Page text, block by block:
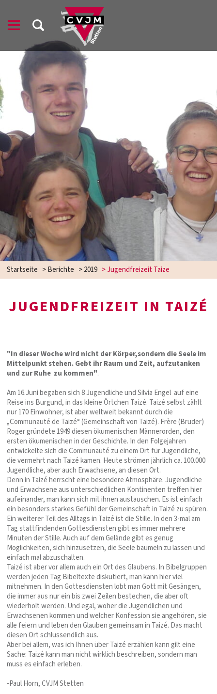
Startseite >Berichte >2019 >Jugendfreizeit Taize
JUGENDFREIZEIT IN TAIZÉ
"In dieser Woche wird nicht der Körper,sondern die Seele im
Mittelpunkt stehen. Gebt ihr Raum und Zeit, aufzutanken
und zur Ruhe zu kommen".
Am 16.Juni begaben sich 8 Jugendliche und Silvia Engel auf eine
Reise ins Burgund, in das kleine Örtchen Taizé. Taizé selbst zählt
nur 170 Einwohner, ist aber weltweit bekannt durch die
„Communauté de Taizé“ (Gemeinschaft von Taizé). Frère (Bruder)
Roger gründete 1949 diesen ökumenischen Männerorden, den
ersten ökumenischen in der Geschichte. In den Folgejahren
entwickelte sich die Communauté zu einem Ort für Jugendliche,
die vermehrt nach Taizé kamen. Heute strömen jährlich ca. 100.000
Jugendliche, aber auch Erwachsene, an diesen Ort.
Denn in Taizé herrscht eine besondere Atmosphäre. Jugendliche
und Erwachsene aus unterschiedlichen Kontinenten treffen hier
aufeinander, man kann sich mit ihnen austauschen. Es ist einfach
ein besonders starkes Gefühl der Gemeinschaft in Taizé zu spüren.
Ein weiterer Teil des Alltags in Taizé ist die Stille. In den 3-mal am
Tag stattfindenden Gottesdiensten gibt es immer mehrere
Minuten der Stille. Auch auf dem Gelände gibt es genug
Möglichkeiten, sich hinzusetzen, die Seele baumeln zu lassen und
einfach mal abzuschalten.
Taizé ist aber vor allem auch ein Ort des Glaubens. In Bibelgruppen
werden jeden Tag Bibeltexte diskutiert, man kann hier viel
mitnehmen. In den Gottesdiensten lobt man Gott mit Gesängen,
die immer aus nur ein bis zwei Zeilen bestechen, die aber oft
wiederholt werden. Und egal, woher die Jugendlichen und
Erwachsenen kommen und welcher Konfession sie angehören, sie
alle feiern und leben den Glauben gemeinsam in Taizé. Das macht
diesen Ort schlussendlich aus.
Aber bei allem, was ich Ihnen über Taizé erzählen kann gilt eine
Sache: Taizé kann man nicht wirklich beschreiben, sondern man
muss es einfach erleben.
-Paul Horn, CVJM Stetten